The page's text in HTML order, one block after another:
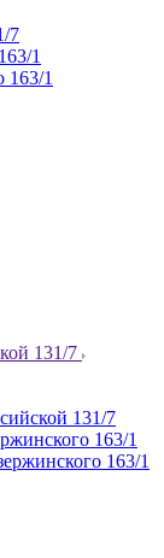
7
1
163/1
131/7
131/7
163/1
163/1